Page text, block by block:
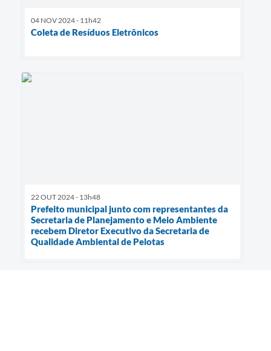
04 NOV 2024 - 11h42
Coleta de Resíduos Eletrônicos
22 OUT 2024 - 13h48
Prefeito municipal junto com representantes da
Secretaria de Planejamento e Meio Ambiente
recebem Diretor Executivo da Secretaria de
Qualidade Ambiental de Pelotas